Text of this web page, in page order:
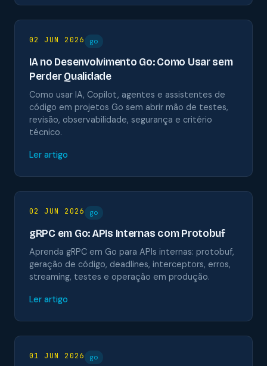
02 JUN 2026 go
IA no Desenvolvimento Go: Como Usar sem
Perder Qualidade
Como usar IA, Copilot, agentes e assistentes de
código em projetos Go sem abrir mão de testes,
revisão, observabilidade, segurança e critério
técnico.
Ler artigo
02 JUN 2026 go
gRPC em Go: APIs Internas com Protobuf
Aprenda gRPC em Go para APIs internas: protobuf,
geração de código, deadlines, interceptors, erros,
streaming, testes e operação em produção.
Ler artigo
01 JUN 2026 go